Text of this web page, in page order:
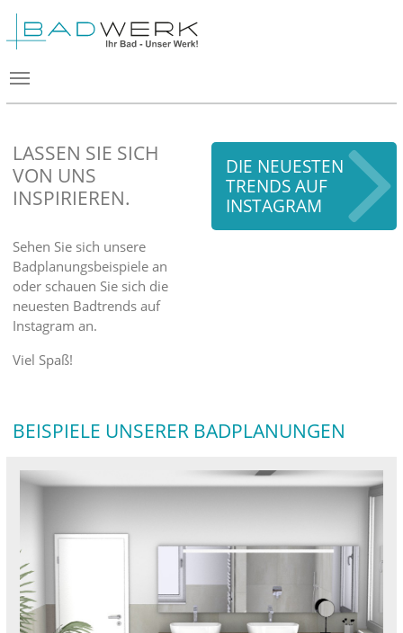
LASSEN SIE SICH
VON UNS
INSPIRIEREN.
Sehen Sie sich unsere
Badplanungsbeispiele an
oder schauen Sie sich die
neuesten Badtrends auf
Instagram an.
Viel Spaß!
DIE NEUESTEN
TRENDS AUF
INSTAGRAM
BEISPIELE UNSERER BADPLANUNGEN